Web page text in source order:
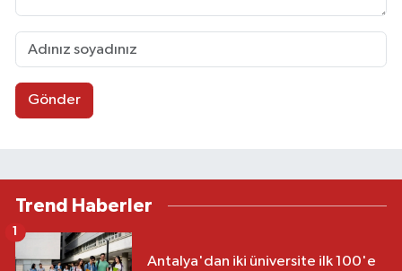
Gönder
Trend Haberler
Antalya'dan iki üniversite ilk 100'e
1